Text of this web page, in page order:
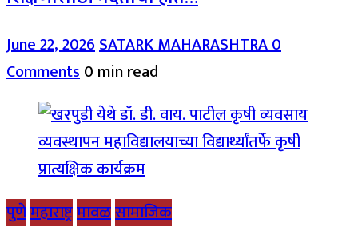
June 22, 2026SATARK MAHARASHTRA0
Comments0 min read
पुणेमहाराष्ट्रमावळसामाजिक